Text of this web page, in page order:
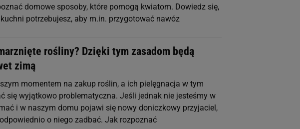
domowe sposoby, które pomogą kwiatom. Dowiedz się,
potrzebujesz, aby m.in. przygotować nawóz
rośliny? Dzięki tym zasadom będą
zimą
momentem na zakup roślin, a ich pielęgnacja w tym
się wyjątkowo problematyczna. Jeśli jednak nie jesteśmy w
i w naszym domu pojawi się nowy doniczkowy przyjaciel,
o niego zadbać. Jak rozpoznać